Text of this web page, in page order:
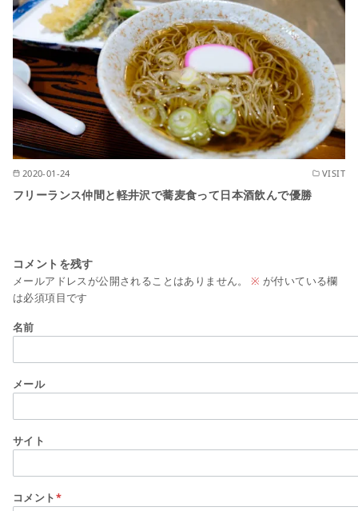
2020-01-24 VISIT
フリーランス仲間と軽井沢で蕎麦食って日本酒飲んで優勝
コメントを残す
メールアドレスが公開されることはありません。 ※ が付いている欄
は必須項目です
名前
メール
サイト
コメント*